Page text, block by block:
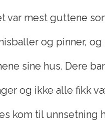
var mest guttene
og pinner,
sine hus. Dere
og ikke alle fikk
kom til